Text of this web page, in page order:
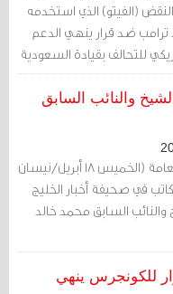
(الفيتو) الذي استخدمه
ترامب ضد قرار ينهي الدعم
للتحالف بقيادة السعودية
في انتصار لسياسة البيت
على مواصلة دعم المملكة
والنائب السابق
أخلت النيابة العامة (الخميس 18 أبريل/نيسان
في صحيفة أخبار الخليج
والنائب السابق محمد خالد
للكونجرس ينهي